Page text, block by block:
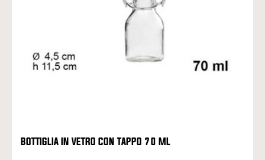
BOTTIGLIA IN VETRO CON TAPPO 70 ML